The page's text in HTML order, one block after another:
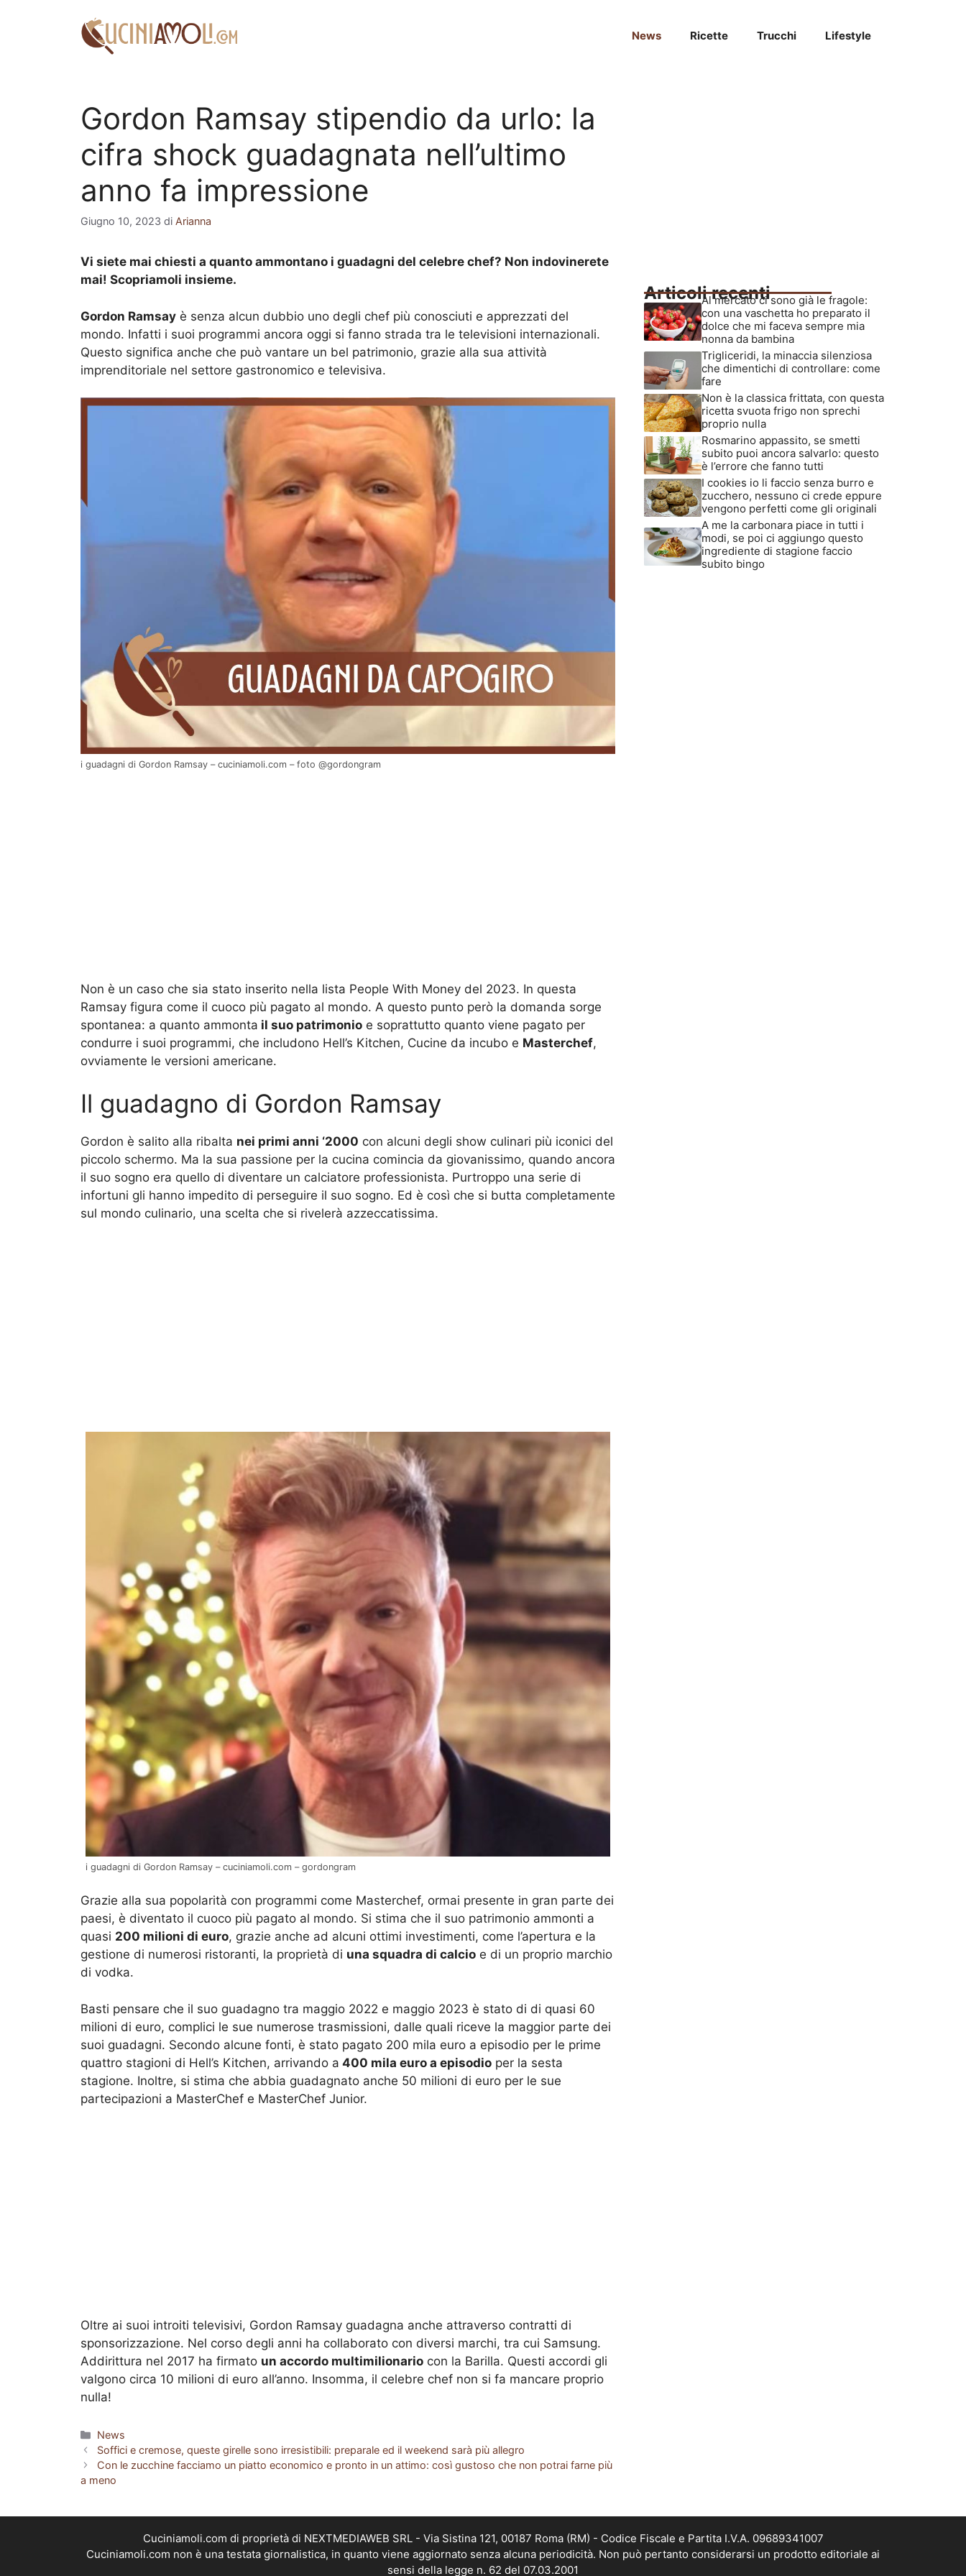
News Ricette Trucchi Lifestyle
Gordon Ramsay stipendio da urlo: la
cifra shock guadagnata nell’ultimo
anno fa impressione
Giugno 10, 2023 di Arianna
Vi siete mai chiesti a quanto ammontano i guadagni del celebre chef? Non indovinerete
mai! Scopriamoli insieme.
Gordon Ramsay è senza alcun dubbio uno degli chef più conosciuti e apprezzati del
mondo. Infatti i suoi programmi ancora oggi si fanno strada tra le televisioni internazionali.
Questo significa anche che può vantare un bel patrimonio, grazie alla sua attività
imprenditoriale nel settore gastronomico e televisiva.
i guadagni di Gordon Ramsay – cuciniamoli.com – foto @gordongram
Non è un caso che sia stato inserito nella lista People With Money del 2023. In questa
Ramsay figura come il cuoco più pagato al mondo. A questo punto però la domanda sorge
spontanea: a quanto ammonta il suo patrimonio e soprattutto quanto viene pagato per
condurre i suoi programmi, che includono Hell’s Kitchen, Cucine da incubo e Masterchef,
ovviamente le versioni americane.
Il guadagno di Gordon Ramsay
Gordon è salito alla ribalta nei primi anni ‘2000 con alcuni degli show culinari più iconici del
piccolo schermo. Ma la sua passione per la cucina comincia da giovanissimo, quando ancora
il suo sogno era quello di diventare un calciatore professionista. Purtroppo una serie di
infortuni gli hanno impedito di perseguire il suo sogno. Ed è così che si butta completamente
sul mondo culinario, una scelta che si rivelerà azzeccatissima.
i guadagni di Gordon Ramsay – cuciniamoli.com – gordongram
Grazie alla sua popolarità con programmi come Masterchef, ormai presente in gran parte dei
paesi, è diventato il cuoco più pagato al mondo. Si stima che il suo patrimonio ammonti a
quasi 200 milioni di euro, grazie anche ad alcuni ottimi investimenti, come l’apertura e la
gestione di numerosi ristoranti, la proprietà di una squadra di calcio e di un proprio marchio
di vodka.
Basti pensare che il suo guadagno tra maggio 2022 e maggio 2023 è stato di di quasi 60
milioni di euro, complici le sue numerose trasmissioni, dalle quali riceve la maggior parte dei
suoi guadagni. Secondo alcune fonti, è stato pagato 200 mila euro a episodio per le prime
quattro stagioni di Hell’s Kitchen, arrivando a 400 mila euro a episodio per la sesta
stagione. Inoltre, si stima che abbia guadagnato anche 50 milioni di euro per le sue
partecipazioni a MasterChef e MasterChef Junior.
Oltre ai suoi introiti televisivi, Gordon Ramsay guadagna anche attraverso contratti di
sponsorizzazione. Nel corso degli anni ha collaborato con diversi marchi, tra cui Samsung.
Addirittura nel 2017 ha firmato un accordo multimilionario con la Barilla. Questi accordi gli
valgono circa 10 milioni di euro all’anno. Insomma, il celebre chef non si fa mancare proprio
nulla!
Categorie
News
Soffici e cremose, queste girelle sono irresistibili: preparale ed il weekend sarà più allegro
Con le zucchine facciamo un piatto economico e pronto in un attimo: così gustoso che non potrai farne più
a meno
Articoli recenti
Al mercato ci sono già le fragole:
con una vaschetta ho preparato il
dolce che mi faceva sempre mia
nonna da bambina
Trigliceridi, la minaccia silenziosa
che dimentichi di controllare: come
fare
Non è la classica frittata, con questa
ricetta svuota frigo non sprechi
proprio nulla
Rosmarino appassito, se smetti
subito puoi ancora salvarlo: questo
è l’errore che fanno tutti
I cookies io li faccio senza burro e
zucchero, nessuno ci crede eppure
vengono perfetti come gli originali
A me la carbonara piace in tutti i
modi, se poi ci aggiungo questo
ingrediente di stagione faccio
subito bingo
Cuciniamoli.com di proprietà di NEXTMEDIAWEB SRL - Via Sistina 121, 00187 Roma (RM) - Codice Fiscale e Partita I.V.A. 09689341007
Cuciniamoli.com non è una testata giornalistica, in quanto viene aggiornato senza alcuna periodicità. Non può pertanto considerarsi un prodotto editoriale ai
sensi della legge n. 62 del 07.03.2001